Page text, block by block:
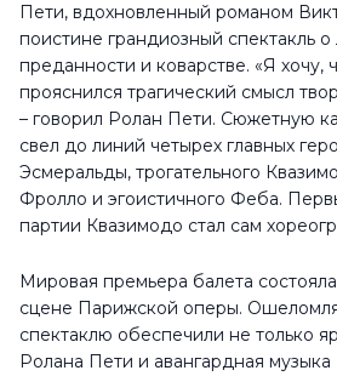
Пети, вдохновленный романом
поистине грандиозный спектакль
преданности и коварстве. «Я хочу,
прояснился трагический смысл
– говорил Ролан Пети. Сюжетную
свел до линий четырех главных
Эсмеральды, трогательного
Фролло и эгоистичного Феба.
партии Квазимодо стал сам
Мировая премьера балета
сцене Парижской оперы.
спектаклю обеспечили не только
Ролана Пети и авангардная